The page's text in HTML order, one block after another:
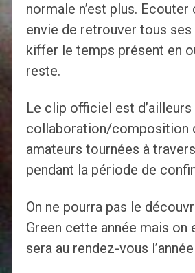
normale n’est plus.
envie de retrouver tous
kiffer le temps présent en
reste.
Le clip officiel est d’ailleurs
collaboration/composition
amateurs tournées à
pendant la période de
On ne pourra pas le
Green cette année mais on
sera au rendez-vous